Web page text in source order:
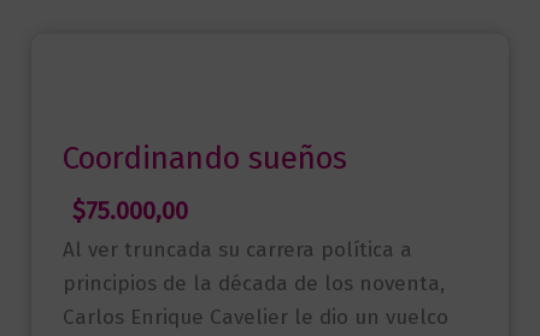
Coordinando sueños
$75.000,00
Al ver truncada su carrera política a
principios de la década de los noventa,
Carlos Enrique Cavelier le dio un vuelco